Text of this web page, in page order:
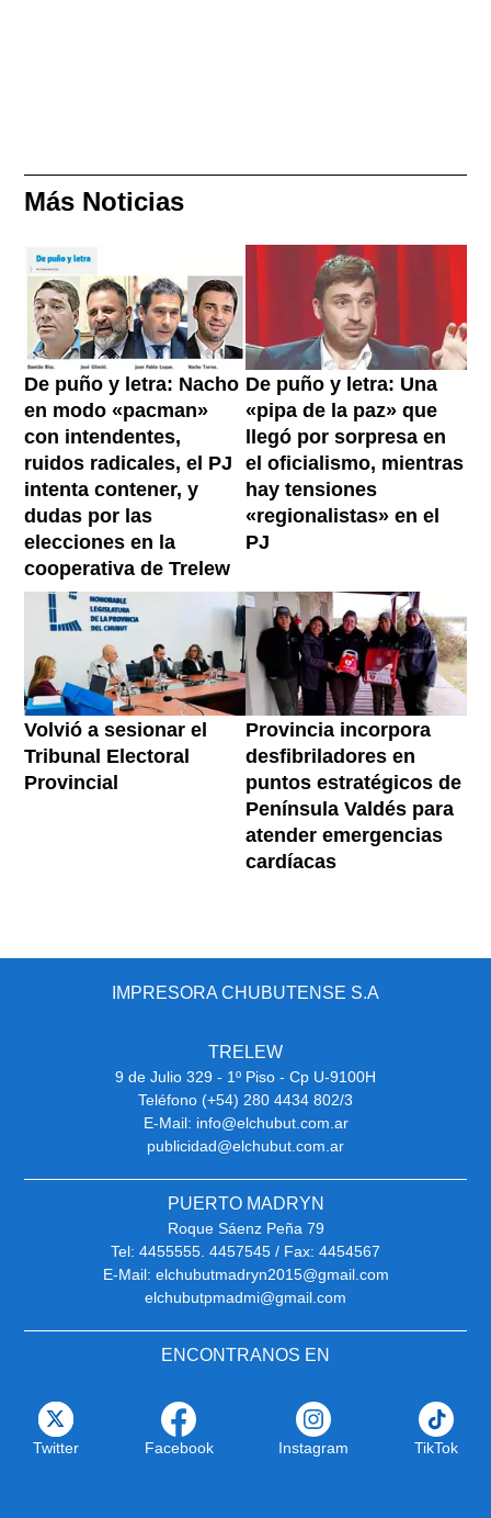
Más Noticias
De puño y letra: Nacho
en modo «pacman»
con intendentes,
ruidos radicales, el PJ
intenta contener, y
dudas por las
elecciones en la
cooperativa de Trelew
De puño y letra: Una
«pipa de la paz» que
llegó por sorpresa en
el oficialismo, mientras
hay tensiones
«regionalistas» en el
PJ
Volvió a sesionar el
Tribunal Electoral
Provincial
Provincia incorpora
desfibriladores en
puntos estratégicos de
Península Valdés para
atender emergencias
cardíacas
IMPRESORA CHUBUTENSE S.A
TRELEW
9 de Julio 329 - 1º Piso - Cp U-9100H
Teléfono (+54) 280 4434 802/3
E-Mail: info@elchubut.com.ar
publicidad@elchubut.com.ar
PUERTO MADRYN
Roque Sáenz Peña 79
Tel: 4455555. 4457545 / Fax: 4454567
E-Mail: elchubutmadryn2015@gmail.com
elchubutpmadmi@gmail.com
ENCONTRANOS EN
Twitter Facebook Instagram TikTok